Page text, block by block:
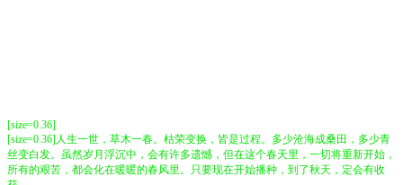
[size=0.36]
[size=0.36]人生一世，草木一春。枯荣变换，皆是过程。多少沧海成桑田，多少青
丝变白发。虽然岁月浮沉中，会有许多遗憾，但在这个春天里，一切将重新开始，
所有的艰苦，都会化在暖暖的春风里。只要现在开始播种，到了秋天，定会有收